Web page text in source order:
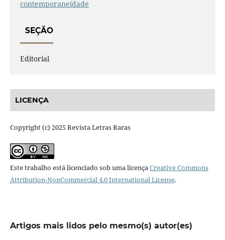
contemporaneidade
SEÇÃO
Editorial
LICENÇA
Copyright (c) 2025 Revista Letras Raras
Este trabalho está licenciado sob uma licençaCreative Commons
Attribution-NonCommercial 4.0 International License.
Artigos mais lidos pelo mesmo(s) autor(es)